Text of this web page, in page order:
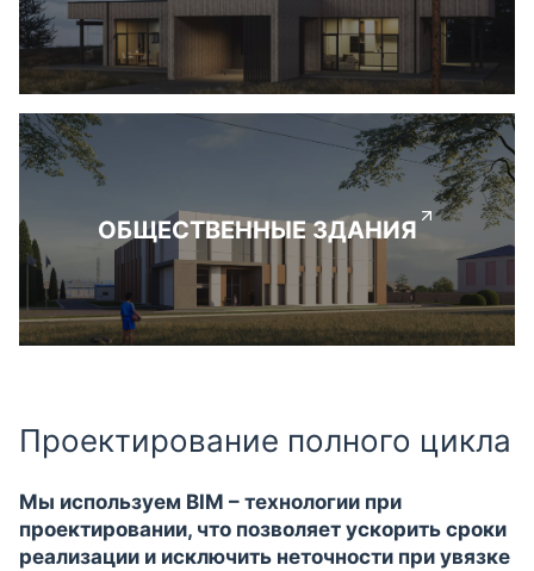
ОБЩЕСТВЕННЫЕ ЗДАНИЯ
Проектирование полного цикла
Мы используем BIM – технологии при
проектировании, что позволяет ускорить сроки
реализации и исключить неточности при увязке